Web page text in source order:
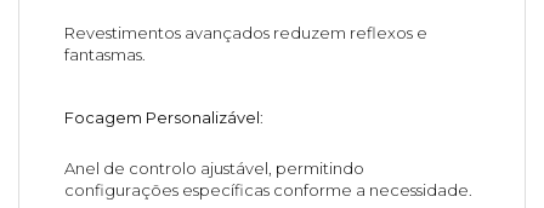
Revestimentos avançados reduzem reflexos e
fantasmas.
Focagem Personalizável:
Anel de controlo ajustável, permitindo
configurações específicas conforme a necessidade.